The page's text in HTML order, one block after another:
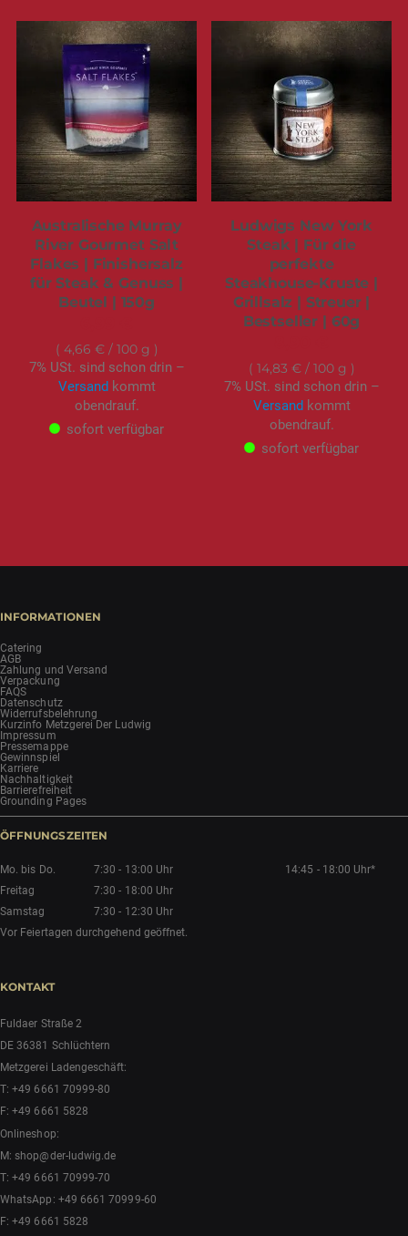
Australische Murray
River Gourmet Salt
Flakes | Finishersalz
für Steak & Genuss |
Beutel | 150g
4,66 €/ 100 g
7% USt. sind schon drin –
Versand kommt
obendrauf.
sofort verfügbar
Ludwigs New York
Steak | Für die
perfekte
Steakhouse-Kruste |
Grillsalz | Streuer |
Bestseller | 60g
14,83 €/ 100 g
7% USt. sind schon drin –
Versand kommt
obendrauf.
sofort verfügbar
INFORMATIONEN
Catering
AGB
Zahlung und Versand
Verpackung
FAQS
Datenschutz
Widerrufsbelehrung
Kurzinfo Metzgerei Der Ludwig
Impressum
Pressemappe
Gewinnspiel
Karriere
Nachhaltigkeit
Barrierefreiheit
Grounding Pages
ÖFFNUNGSZEITEN
Mo. bis Do. 7:30 - 13:00 Uhr
14:45 - 18:00 Uhr*
Freitag
7:30 - 18:00 Uhr
Samstag
7:30 - 12:30 Uhr
Vor Feiertagen durchgehend geöffnet.
KONTAKT
Fuldaer Straße 2
DE 36381 Schlüchtern
Metzgerei Ladengeschäft:
T:+49 6661 70999-80
F: +49 6661 5828
Onlineshop:
M:shop@der-ludwig.de
T:+49 6661 70999-70
WhatsApp: +49 6661 70999-60
F: +49 6661 5828